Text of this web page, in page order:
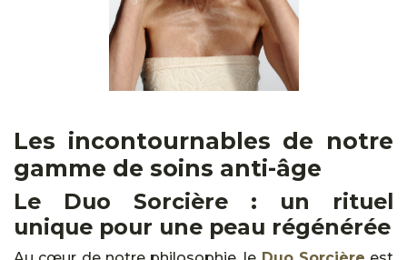
Les incontournables de notre
gamme de soins anti-âge
Le Duo Sorcière : un rituel
unique pour une peau régénérée